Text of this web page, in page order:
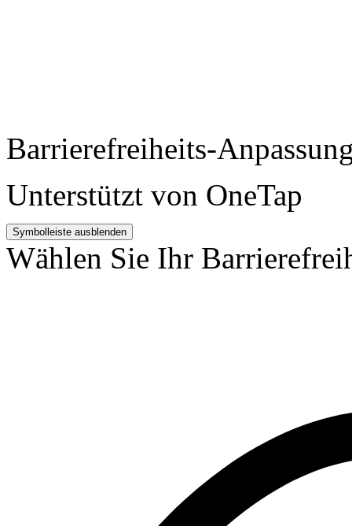
Barrierefreiheits-
Unterstützt von OneTap
Symbolleiste ausblenden
Wählen Sie Ihr